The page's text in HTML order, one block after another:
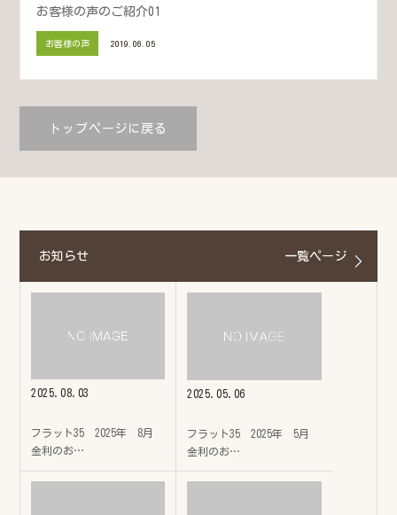
お客様の声のご紹介01
お客様の声 2019.06.05
トップページに戻る
お知らせ 一覧ページ
2025.08.03
フラット35 2025年 8月
金利のお…
2025.05.06
フラット35 2025年 5月
金利のお…